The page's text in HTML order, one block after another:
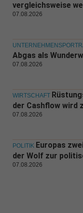
vergleichsweise
07.08.2026
Abgas als
07.08.2026
WIRTSCHAFT
der Cashflow wird
07.08.2026
POLITIK Europas
der Wolf zur
07.08.2026